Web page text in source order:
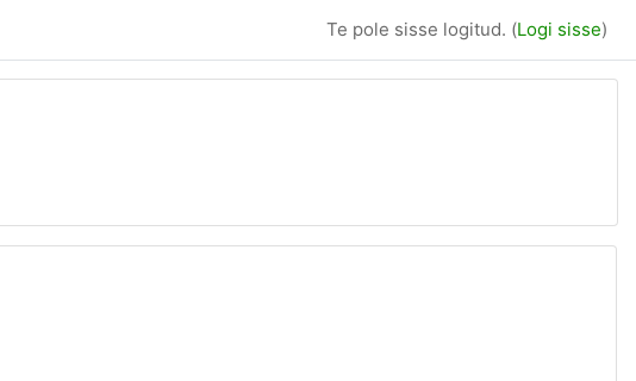
Te pole sisse logitud. (Logi sisse)